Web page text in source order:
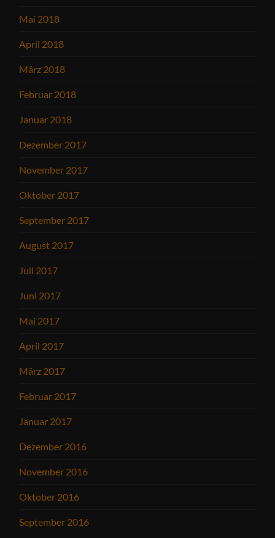
Mai 2018
April 2018
März 2018
Februar 2018
Januar 2018
Dezember 2017
November 2017
Oktober 2017
September 2017
August 2017
Juli 2017
Juni 2017
Mai 2017
April 2017
März 2017
Februar 2017
Januar 2017
Dezember 2016
November 2016
Oktober 2016
September 2016